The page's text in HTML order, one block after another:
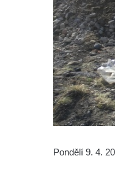
Pondělí 9. 4.